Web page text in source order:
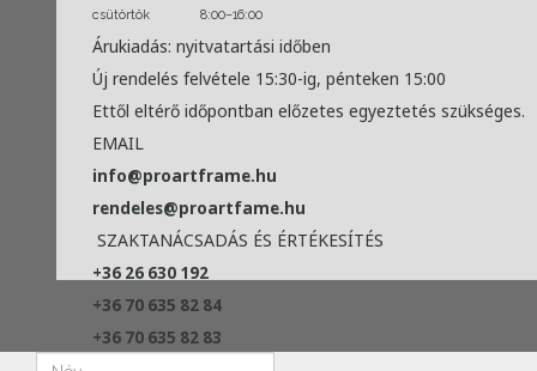
csütörtök
8:00–16:00
Árukiadás: nyitvatartási időben
Új rendelés felvétele 15:30-ig, pénteken 15:00
Ettől eltérő időpontban előzetes egyeztetés szükséges.
EMAIL
info@proartframe.hu
rendeles@proartfame.hu
SZAKTANÁCSADÁS ÉS ÉRTÉKESÍTÉS
+36 26 630 192
+36 70 635 82 84
+36 70 635 82 83